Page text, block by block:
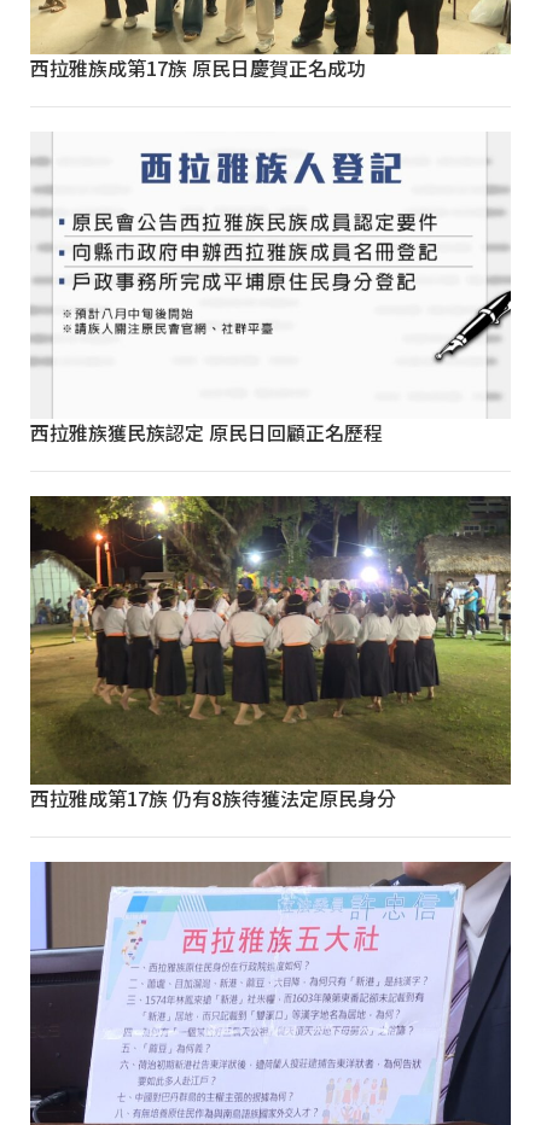
西拉雅族成第17族 原民日慶賀正名成功
西拉雅族獲民族認定 原民日回顧正名歷程
西拉雅成第17族 仍有8族待獲法定原民身分